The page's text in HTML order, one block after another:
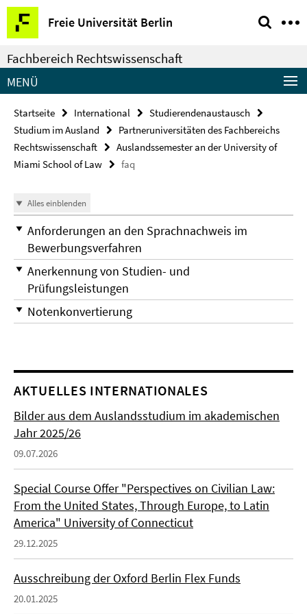
Springe
direkt
zu
Inhalt
Freie Universität Berlin
Service-
Navigation
Fachbereich Rechtswissenschaft
MENÜ
Startseite International
Studierendenaustausch
Studium im Ausland
Partneruniversitäten des Fachbereichs
Rechtswissenschaft
Auslandssemester an der University of
Miami School of Law
faq
Alles einblenden
Anforderungen an den Sprachnachweis im
Bewerbungsverfahren
Anerkennung von Studien- und
Prüfungsleistungen
Notenkonvertierung
AKTUELLES INTERNATIONALES
Bilder aus dem Auslandsstudium im akademischen
Jahr 2025/26
09.07.2026
Special Course Offer "Perspectives on Civilian Law:
From the United States, Through Europe, to Latin
America" University of Connecticut
29.12.2025
Ausschreibung der Oxford Berlin Flex Funds
20.01.2025